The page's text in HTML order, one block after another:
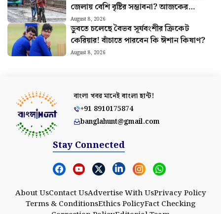
জেলায় বেশি বৃষ্টির সম্ভাবনা? আজকের
আবহাওয়ার খবর
August 8, 2026
ডুবতে চলেছে বৈভব সূর্যবংশীর ক্রিকেট
কেরিয়ার! বাঁচাতে পারবেন কি ঈশান কিষাণ?
August 8, 2026
বাংলা খবর মানেইবাংলা হান্ট!
+91 8910175874
banglahunt@gmail.com
Stay Connected
About UsContact UsAdvertise With UsPrivacy Policy
Terms & ConditionsEthics PolicyFact Checking